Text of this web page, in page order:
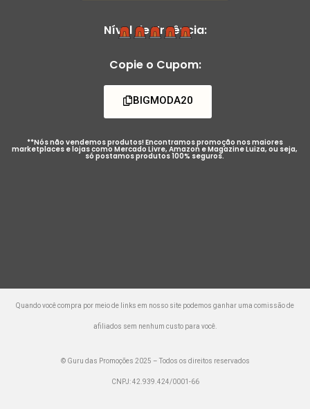
Nível de Urgência:
Copie o Cupom:
BIGMODA20
**Nós não vendemos produtos! Encontramos promoção nos maiores
marketplaces e lojas como Mercado Livre, Amazon e Magazine Luiza, ou seja,
só postamos produtos 100% seguros.
Quando você compra por meio de links em nosso site podemos ganhar uma comissão de
afiliados sem nenhum custo para você.
© Guru das Promoções 2025 – Todos os direitos reservados
CNPJ: 42.939.424/0001-66